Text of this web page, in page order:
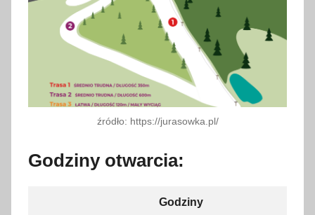
źródło: https://jurasowka.pl/
Godziny otwarcia:
Godziny